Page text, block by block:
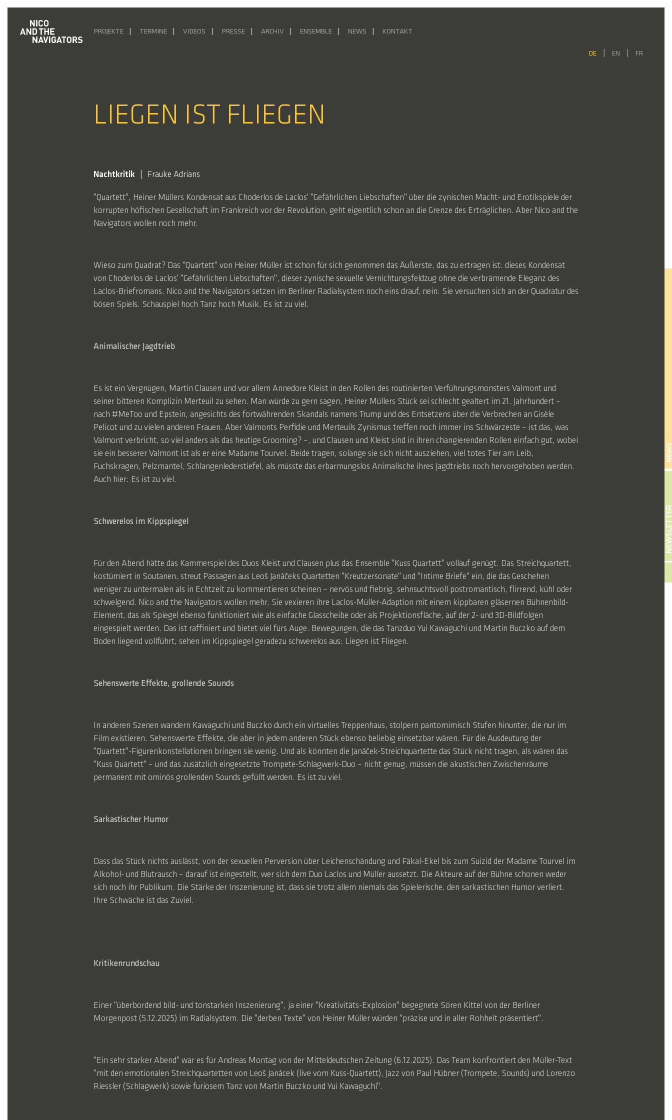
PROJEKTE TERMINE VIDEOS PRESSE ARCHIV ENSEMBLE NEWS KONTAKT
DE EN FR
LIEGEN IST FLIEGEN
Nachtkritik Frauke Adrians
"Quartett", Heiner Müllers Kondensat aus Choderlos de Laclos' "Gefährlichen Liebschaften" über die zynischen Macht- und Erotikspiele der
korrupten höfischen Gesellschaft im Frankreich vor der Revolution, geht eigentlich schon an die Grenze des Erträglichen. Aber Nico and the
Navigators wollen noch mehr.
Wieso zum Quadrat? Das "Quartett" von Heiner Müller ist schon für sich genommen das Äußerste, das zu ertragen ist: dieses Kondensat
von Choderlos de Laclos' "Gefährlichen Liebschaften", dieser zynische sexuelle Vernichtungsfeldzug ohne die verbrämende Eleganz des
Laclos-Briefromans. Nico and the Navigators setzen im Berliner Radialsystem noch eins drauf, nein: Sie versuchen sich an der Quadratur des
bösen Spiels. Schauspiel hoch Tanz hoch Musik. Es ist zu viel.
Animalischer Jagdtrieb
Es ist ein Vergnügen, Martin Clausen und vor allem Annedore Kleist in den Rollen des routinierten Verführungsmonsters Valmont und
seiner bitteren Komplizin Merteuil zu sehen. Man würde zu gern sagen, Heiner Müllers Stück sei schlecht gealtert im 21. Jahrhundert –
nach #MeToo und Epstein, angesichts des fortwährenden Skandals namens Trump und des Entsetzens über die Verbrechen an Gisèle
Pelicot und zu vielen anderen Frauen. Aber Valmonts Perfidie und Merteuils Zynismus treffen noch immer ins Schwärzeste – ist das, was
Valmont verbricht, so viel anders als das heutige Grooming? –, und Clausen und Kleist sind in ihren changierenden Rollen einfach gut, wobei
sie ein besserer Valmont ist als er eine Madame Tourvel. Beide tragen, solange sie sich nicht ausziehen, viel totes Tier am Leib,
Fuchskragen, Pelzmantel, Schlangenlederstiefel, als müsste das erbarmungslos Animalische ihres Jagdtriebs noch hervorgehoben werden.
Auch hier: Es ist zu viel.
Schwerelos im Kippspiegel
Für den Abend hätte das Kammerspiel des Duos Kleist und Clausen plus das Ensemble "Kuss Quartett" vollauf genügt. Das Streichquartett,
kostümiert in Soutanen, streut Passagen aus Leoš Janáčeks Quartetten "Kreutzersonate" und "Intime Briefe" ein, die das Geschehen
weniger zu untermalen als in Echtzeit zu kommentieren scheinen – nervös und fiebrig, sehnsuchtsvoll postromantisch, flirrend, kühl oder
schwelgend. Nico and the Navigators wollen mehr. Sie vexieren ihre Laclos-Müller-Adaption mit einem kippbaren gläsernen Bühnenbild-
Element, das als Spiegel ebenso funktioniert wie als einfache Glasscheibe oder als Projektionsfläche, auf der 2- und 3D-Bildfolgen
eingespielt werden. Das ist raffiniert und bietet viel fürs Auge. Bewegungen, die das Tanzduo Yui Kawaguchi und Martin Buczko auf dem
Boden liegend vollführt, sehen im Kippspiegel geradezu schwerelos aus: Liegen ist Fliegen.
Sehenswerte Effekte, grollende Sounds
In anderen Szenen wandern Kawaguchi und Buczko durch ein virtuelles Treppenhaus, stolpern pantomimisch Stufen hinunter, die nur im
Film existieren. Sehenswerte Effekte, die aber in jedem anderen Stück ebenso beliebig einsetzbar wären. Für die Ausdeutung der
"Quartett"-Figurenkonstellationen bringen sie wenig. Und als könnten die Janáček-Streichquartette das Stück nicht tragen, als wären das
"Kuss Quartett" – und das zusätzlich eingesetzte Trompete-Schlagwerk-Duo – nicht genug, müssen die akustischen Zwischenräume
permanent mit ominös grollenden Sounds gefüllt werden. Es ist zu viel.
Sarkastischer Humor
Dass das Stück nichts auslässt, von der sexuellen Perversion über Leichenschändung und Fäkal-Ekel bis zum Suizid der Madame Tourvel im
Alkohol- und Blutrausch – darauf ist eingestellt, wer sich dem Duo Laclos und Müller aussetzt. Die Akteure auf der Bühne schonen weder
sich noch ihr Publikum. Die Stärke der Inszenierung ist, dass sie trotz allem niemals das Spielerische, den sarkastischen Humor verliert.
Ihre Schwäche ist das Zuviel.
Kritikenrundschau
Einer "überbordend bild- und tonstarken Inszenierung", ja einer "Kreativitäts-Explosion" begegnete Sören Kittel von der Berliner
Morgenpost (5.12.2025) im Radialsystem. Die "derben Texte" von Heiner Müller würden "präzise und in aller Rohheit präsentiert".
"Ein sehr starker Abend" war es für Andreas Montag von der Mitteldeutschen Zeitung (6.12.2025). Das Team konfrontiert den Müller-Text
"mit den emotionalen Streichquartetten von Leoš Janácek (live vom Kuss-Quartett), Jazz von Paul Hübner (Trompete, Sounds) und Lorenzo
Riessler (Schlagwerk) sowie furiosem Tanz von Martin Buczko und Yui Kawaguchi".